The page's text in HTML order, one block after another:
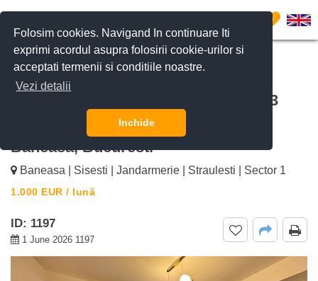
Folosim cookies. Navigand In continuare Iti
exprimi acordul asupra folosirii cookie-urilor si
acceptati termenii si conditiile noastre.
Vezi detalii
Inchide
0
De inchiriat Apartament Modern cu 3
Camere – 132 mp & Parcare Lacul
Baneasa, Bucuresti
Baneasa | Sisesti | Jandarmerie | Straulesti | Sector 1
1.000 EUR / lună
ID: 1197
1 June 2026 1197
CERE DETALII SUNĂ-NE